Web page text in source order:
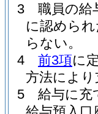
3
職員の給
に認めら
らない。
4
前3項に
方法によ
5
給与に充